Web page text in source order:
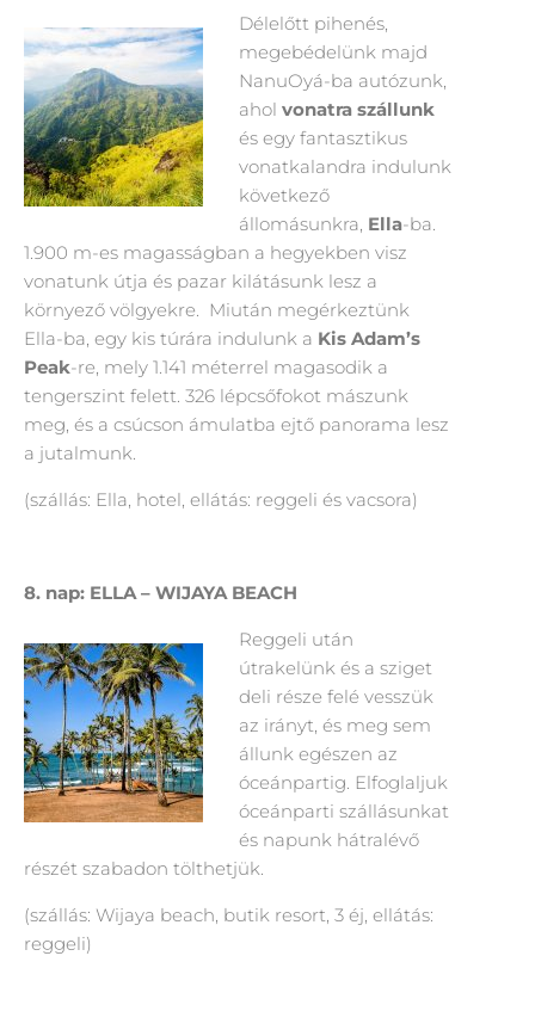
Délelőtt pihenés,
megebédelünk majd
NanuOyá-ba autózunk,
ahol vonatra szállunk
és egy fantasztikus
vonatkalandra indulunk
következő
állomásunkra, Ella-ba.
1.900 m-es magasságban a hegyekben visz
vonatunk útja és pazar kilátásunk lesz a
környező völgyekre. Miután megérkeztünk
Ella-ba, egy kis túrára indulunk a Kis Adam’s
Peak-re, mely 1.141 méterrel magasodik a
tengerszint felett. 326 lépcsőfokot mászunk
meg, és a csúcson ámulatba ejtő panorama lesz
a jutalmunk.
(szállás: Ella, hotel, ellátás: reggeli és vacsora)
8. nap: ELLA – WIJAYA BEACH
Reggeli után
útrakelünk és a sziget
deli része felé vesszük
az irányt, és meg sem
állunk egészen az
óceánpartig. Elfoglaljuk
óceánparti szállásunkat
és napunk hátralévő
részét szabadon tölthetjük.
(szállás: Wijaya beach, butik resort, 3 éj, ellátás:
reggeli)